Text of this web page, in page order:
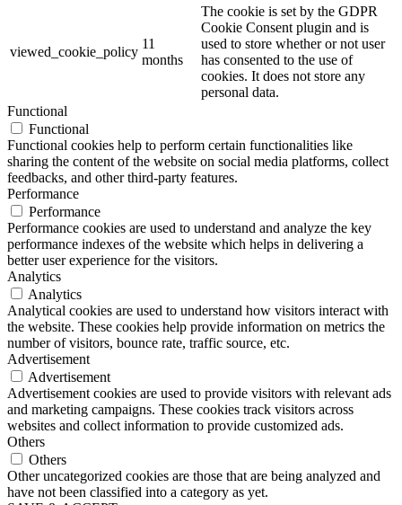
viewed_cookie_policy
11
months
The cookie is set by the GDPR
Cookie Consent plugin and is
used to store whether or not user
has consented to the use of
cookies. It does not store any
personal data.
Functional
Functional
Functional cookies help to perform certain functionalities like
sharing the content of the website on social media platforms, collect
feedbacks, and other third-party features.
Performance
Performance
Performance cookies are used to understand and analyze the key
performance indexes of the website which helps in delivering a
better user experience for the visitors.
Analytics
Analytics
Analytical cookies are used to understand how visitors interact with
the website. These cookies help provide information on metrics the
number of visitors, bounce rate, traffic source, etc.
Advertisement
Advertisement
Advertisement cookies are used to provide visitors with relevant ads
and marketing campaigns. These cookies track visitors across
websites and collect information to provide customized ads.
Others
Others
Other uncategorized cookies are those that are being analyzed and
have not been classified into a category as yet.